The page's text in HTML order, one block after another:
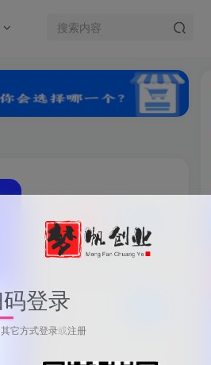
关注
0 16 5
收益上千
登录
其它方式登录或注册